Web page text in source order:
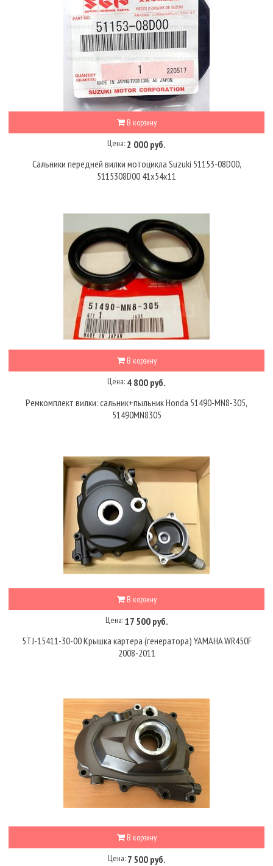
В корзину
Цена: 2 000 руб.
Сальники передней вилки мотоцикла Suzuki 51153-08D00,
5115308D00 41x54x11
В корзину
Цена: 4 800 руб.
Ремкомплект вилки: сальник+пыльник Honda 51490-MN8-305,
51490MN8305
В корзину
Цена:17 500 руб.
5TJ-15411-30-00 Крышка картера (генератора) YAMAHA WR450F
2008-2011
В корзину
Цена: 7 500 руб.